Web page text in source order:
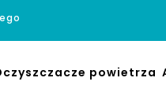
powietrza